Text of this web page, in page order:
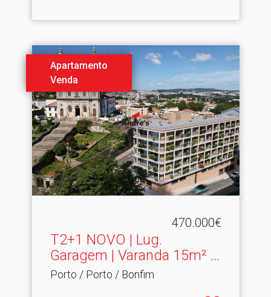
Apartamento
Venda
470.000€
T2+1 NOVO | Lug.​
Garagem | Varanda 15m² |
Bon...
Porto / Porto / Bonfim